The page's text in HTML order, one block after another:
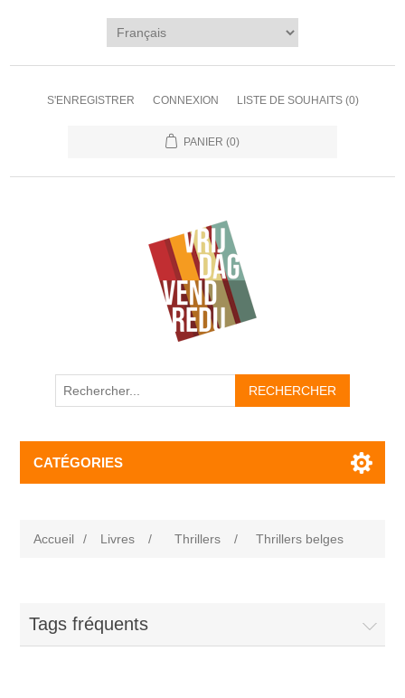
S'ENREGISTRER CONNEXION LISTE DE SOUHAITS (0)
PANIER (0)
CATÉGORIES
Accueil / Livres / Thrillers / Thrillers belges
Tags fréquents